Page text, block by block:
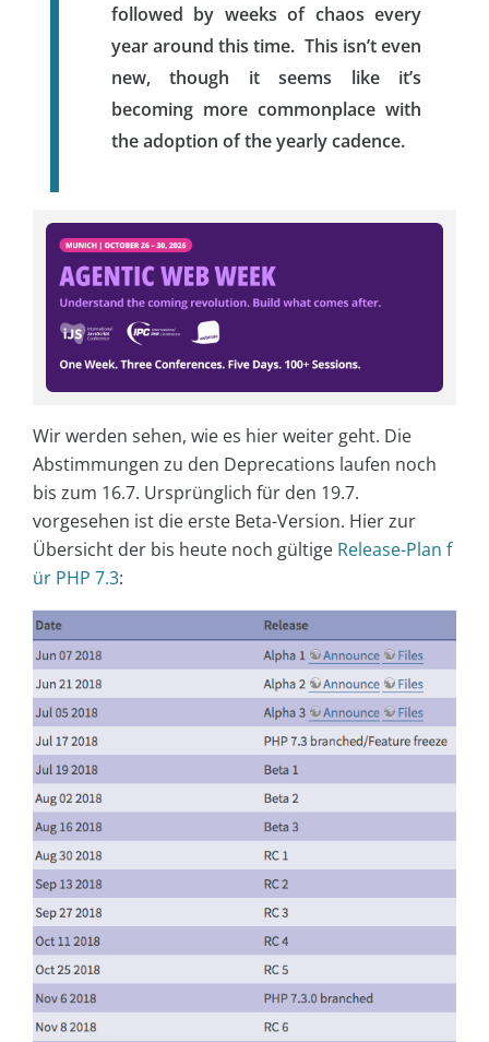
followed by weeks of chaos every
year around this time. This isn’t even
new, though it seems like it’s
becoming more commonplace with
the adoption of the yearly cadence.
Wir werden sehen, wie es hier weiter geht. Die
Abstimmungen zu den Deprecations laufen noch
bis zum 16.7. Ursprünglich für den 19.7.
vorgesehen ist die erste Beta-Version. Hier zur
Übersicht der bis heute noch gültige Release-Plan f
ür PHP 7.3: